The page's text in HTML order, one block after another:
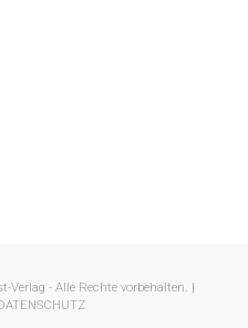
Verlag - Alle Rechte vorbehalten. |